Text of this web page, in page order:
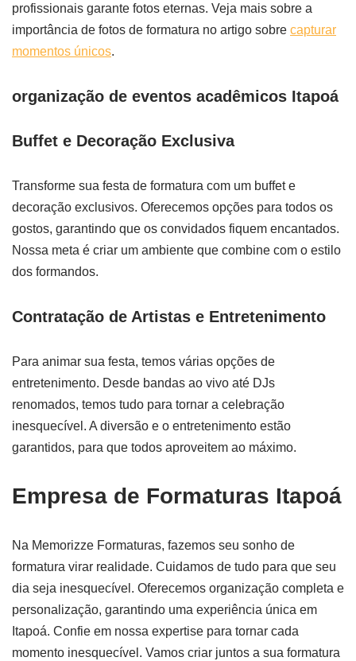
profissionais garante fotos eternas. Veja mais sobre a
importância de fotos de formatura no artigo sobre capturar
momentos únicos.
organização de eventos acadêmicos Itapoá
Buffet e Decoração Exclusiva
Transforme sua festa de formatura com um buffet e
decoração exclusivos. Oferecemos opções para todos os
gostos, garantindo que os convidados fiquem encantados.
Nossa meta é criar um ambiente que combine com o estilo
dos formandos.
Contratação de Artistas e Entretenimento
Para animar sua festa, temos várias opções de
entretenimento. Desde bandas ao vivo até DJs
renomados, temos tudo para tornar a celebração
inesquecível. A diversão e o entretenimento estão
garantidos, para que todos aproveitem ao máximo.
Empresa de Formaturas Itapoá
Na Memorizze Formaturas, fazemos seu sonho de
formatura virar realidade. Cuidamos de tudo para que seu
dia seja inesquecível. Oferecemos organização completa e
personalização, garantindo uma experiência única em
Itapoá. Confie em nossa expertise para tornar cada
momento inesquecível. Vamos criar juntos a sua formatura